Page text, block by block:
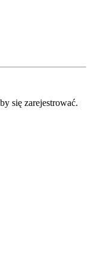
się zarejestrować.